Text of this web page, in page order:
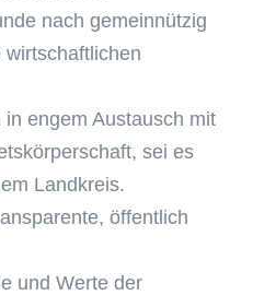
nach gemeinnützig
engem Austausch mit
sei es
Landkreis.
öffentlich
und Werte der